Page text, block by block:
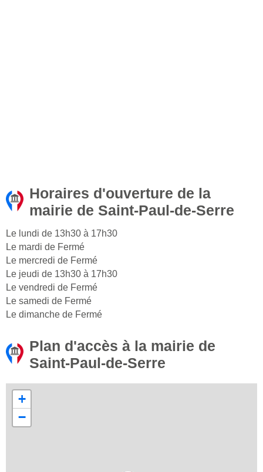
Horaires d'ouverture de la
mairie de Saint-Paul-de-Serre
Le lundi de 13h30 à 17h30
Le mardi de Fermé
Le mercredi de Fermé
Le jeudi de 13h30 à 17h30
Le vendredi de Fermé
Le samedi de Fermé
Le dimanche de Fermé
Plan d'accès à la mairie de
Saint-Paul-de-Serre
+
−